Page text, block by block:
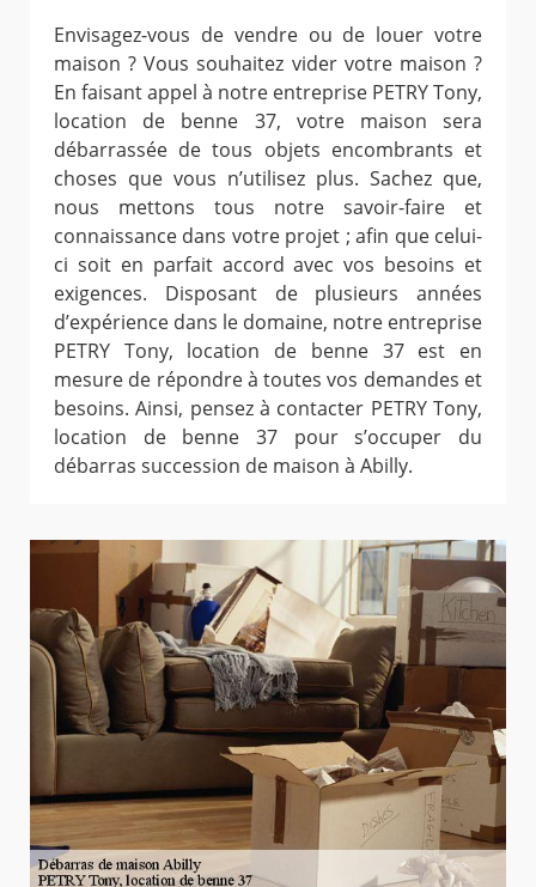
Envisagez-vous de vendre ou de louer votre
maison ? Vous souhaitez vider votre maison ?
En faisant appel à notre entreprise PETRY Tony,
location de benne 37, votre maison sera
débarrassée de tous objets encombrants et
choses que vous n’utilisez plus. Sachez que,
nous mettons tous notre savoir-faire et
connaissance dans votre projet ; afin que celui-
ci soit en parfait accord avec vos besoins et
exigences. Disposant de plusieurs années
d’expérience dans le domaine, notre entreprise
PETRY Tony, location de benne 37 est en
mesure de répondre à toutes vos demandes et
besoins. Ainsi, pensez à contacter PETRY Tony,
location de benne 37 pour s’occuper du
débarras succession de maison à Abilly.